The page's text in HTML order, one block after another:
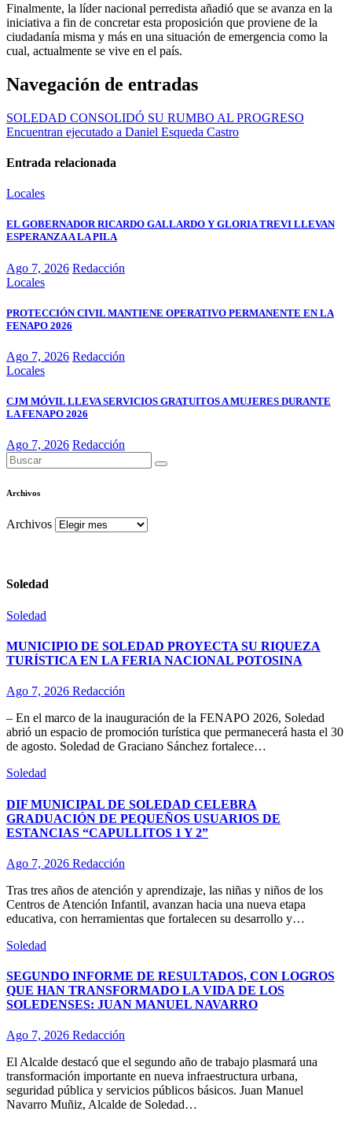
Finalmente, la líder nacional perredista añadió que se avanza en la
iniciativa a fin de concretar esta proposición que proviene de la
ciudadanía misma y más en una situación de emergencia como la
cual, actualmente se vive en el país.
Navegación de entradas
SOLEDAD CONSOLIDÓ SU RUMBO AL PROGRESO
Encuentran ejecutado a Daniel Esqueda Castro
Entrada relacionada
Locales
EL GOBERNADOR RICARDO GALLARDO Y GLORIA TREVI LLEVAN
ESPERANZA A LA PILA
Ago 7, 2026 Redacción
Locales
PROTECCIÓN CIVIL MANTIENE OPERATIVO PERMANENTE EN LA
FENAPO 2026
Ago 7, 2026 Redacción
Locales
CJM MÓVIL LLEVA SERVICIOS GRATUITOS A MUJERES DURANTE
LA FENAPO 2026
Ago 7, 2026 Redacción
Archivos
Archivos
Soledad
Soledad
MUNICIPIO DE SOLEDAD PROYECTA SU RIQUEZA
TURÍSTICA EN LA FERIA NACIONAL POTOSINA
Ago 7, 2026 Redacción
– En el marco de la inauguración de la FENAPO 2026, Soledad
abrió un espacio de promoción turística que permanecerá hasta el 30
de agosto. Soledad de Graciano Sánchez fortalece…
Soledad
DIF MUNICIPAL DE SOLEDAD CELEBRA
GRADUACIÓN DE PEQUEÑOS USUARIOS DE
ESTANCIAS “CAPULLITOS 1 Y 2”
Ago 7, 2026 Redacción
Tras tres años de atención y aprendizaje, las niñas y niños de los
Centros de Atención Infantil, avanzan hacia una nueva etapa
educativa, con herramientas que fortalecen su desarrollo y…
Soledad
SEGUNDO INFORME DE RESULTADOS, CON LOGROS
QUE HAN TRANSFORMADO LA VIDA DE LOS
SOLEDENSES: JUAN MANUEL NAVARRO
Ago 7, 2026 Redacción
El Alcalde destacó que el segundo año de trabajo plasmará una
transformación importante en nueva infraestructura urbana,
seguridad pública y servicios públicos básicos. Juan Manuel
Navarro Muñiz, Alcalde de Soledad…